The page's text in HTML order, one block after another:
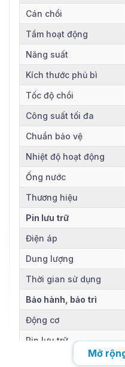
Cán chổi
Tầm hoạt động
Năng suất
Kích thước phủ bì
Tốc độ chổi
Công suất tối đa
Chuẩn bảo vệ
Nhiệt độ hoạt động
Ống nước
Thương hiệu
Pin lưu trữ
Điện áp
Dung lượng
Thời gian sử dụng
Bảo hành, bảo trì
Động cơ
Pin lưu trữ
Mở